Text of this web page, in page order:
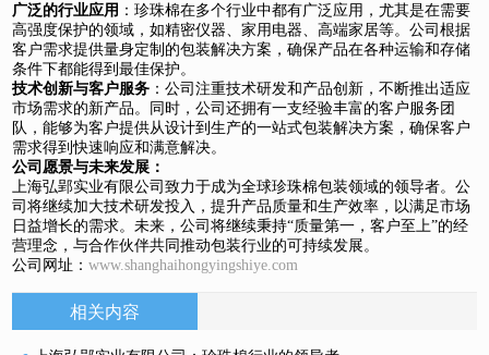
广泛的行业应用 ：珍珠棉在多个行业中都有广泛应用，尤其是在需要
高强度保护的领域，如精密仪器、家用电器、高端家居等。公司根据
客户需求提供量身定制的包装解决方案，确保产品在各种运输和存储
条件下都能得到最佳保护。
技术创新与客户服务 ：公司注重技术研发和产品创新，不断推出适应
市场需求的新产品。同时，公司还拥有一支经验丰富的客户服务团
队，能够为客户提供从设计到生产的一站式包装解决方案，确保客户
需求得到快速响应和满意解决。
公司愿景与未来发展：
上海弘郢实业有限公司致力于成为全球珍珠棉包装领域的领导者。公
司将继续加大技术研发投入，提升产品质量和生产效率，以满足市场
日益增长的需求。未来，公司将继续秉持“质量第一，客户至上”的经
营理念，与合作伙伴共同推动包装行业的可持续发展。
公司网址：www.shanghaihongyingshiye.com
相关内容